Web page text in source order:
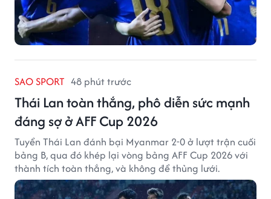
SAO SPORT 48 phút trước
Thái Lan toàn thắng, phô diễn sức mạnh
đáng sợ ở AFF Cup 2026
Tuyển Thái Lan đánh bại Myanmar 2-0 ở lượt trận cuối
bảng B, qua đó khép lại vòng bảng AFF Cup 2026 với
thành tích toàn thắng, và không để thủng lưới.